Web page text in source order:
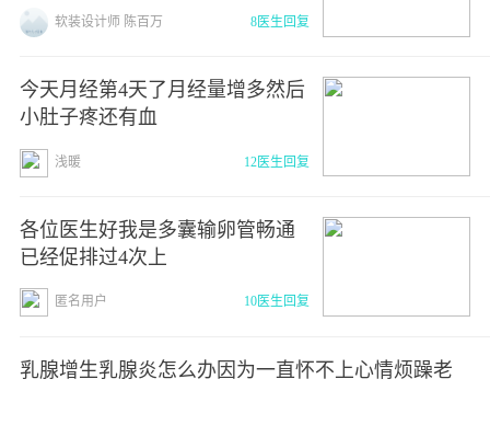
软装设计师 陈百万 8医生回复
今天月经第4天了月经量增多然后
小肚子疼还有血
浅暖 12医生回复
各位医生好我是多囊输卵管畅通
已经促排过4次上
匿名用户 10医生回复
乳腺增生乳腺炎怎么办因为一直怀不上心情烦躁老